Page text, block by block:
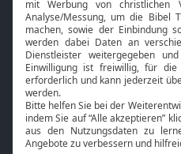
Bibel TV
Über uns
Jobs